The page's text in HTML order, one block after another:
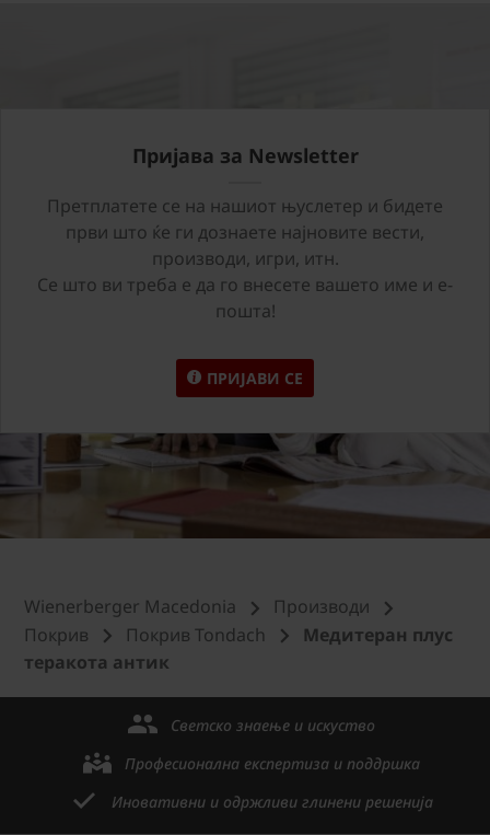
Пријава за Newsletter
Претплатете се на нашиот њуслетер и бидете
први што ќе ги дознаете најновите вести,
производи, игри, итн.
Се што ви треба е да го внесете вашето име и е-
пошта!
ПРИЈАВИ СЕ
Wienerberger Macedonia
Производи
Покрив
Покрив Tondach
Медитеран плус
теракота антик
Светско знаење и искуство
Професионална експертиза и поддршка
Иновативни и одржливи глинени решенија